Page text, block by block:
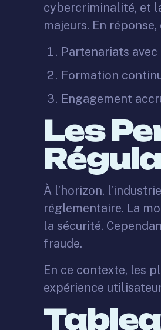
cybercriminalité, et
majeurs. En
Partenariats
Formation
Engagement
Les
À l’horizon,
réglementaire. La
la sécurité.
fraude.
En ce contexte, les
expérience